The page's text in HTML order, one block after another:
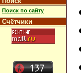
Поиск по сайту
Счётчики